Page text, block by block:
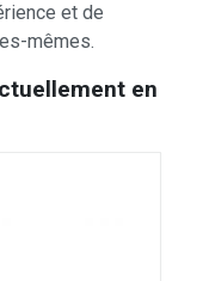
et de
mêmes.
en